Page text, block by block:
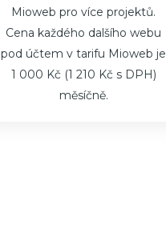
Mioweb pro více projektů.
Cena každého dalšího webu
pod účtem v tarifu Mioweb je
1 000 Kč (1 210 Kč s DPH)
měsíčně.